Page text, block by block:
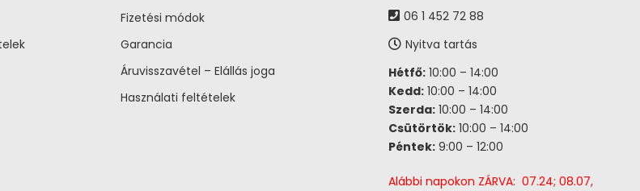
Fizetési módok
Garancia
Áruvisszavétel – Elállás joga
Használati feltételek
06 1 452 72 88
Nyitva tartás
Hétfő: 10:00 – 14:00
Kedd: 10:00 – 14:00
Szerda: 10:00 – 14:00
Csütörtök: 10:00 – 14:00
Péntek: 9:00 – 12:00
Alábbi napokon ZÁRVA: 07.24; 08.07,